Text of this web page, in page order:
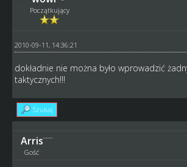
Początkujący
2010-09-11, 14:36:21
dokładnie nie można było wprowadzić
taktycznych!!!
Szukaj
Arris
Gość